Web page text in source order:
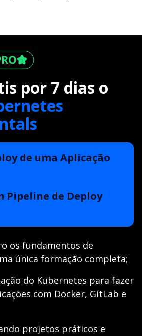
por 7 dias o
de uma Aplicação
Pipeline de Deploy
os fundamentos de
única formação completa;
do Kubernetes para fazer
com Docker, GitLab e
projetos práticos e